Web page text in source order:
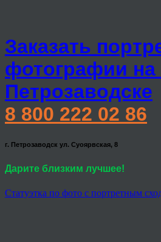
Заказать
фотографии на
Петрозаводске
8 800 222 02 86
г. Петрозаводск ул. Суоярвская, 8
Дарите близким лучшее!
Статуэтка по фото с портретным